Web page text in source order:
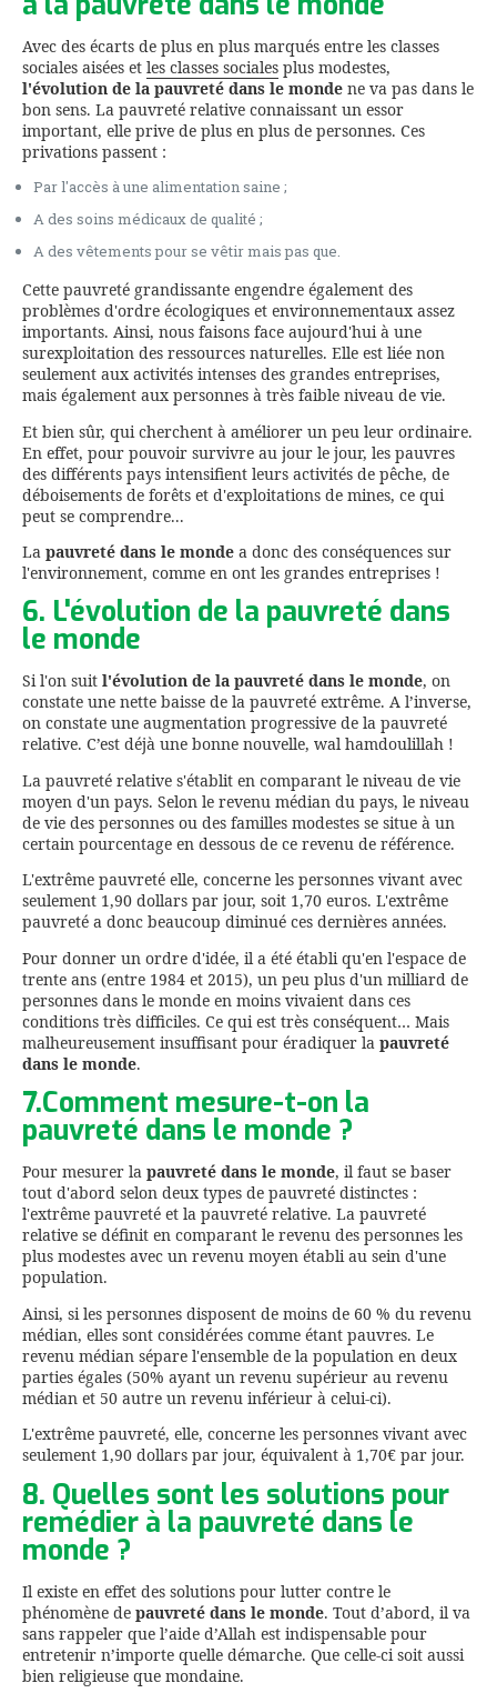
Avec des écarts de plus en plus marqués entre les classes
sociales aisées et les classes sociales plus modestes,
l'évolution de la pauvreté dans le monde ne va pas dans le
bon sens. La pauvreté relative connaissant un essor
important, elle prive de plus en plus de personnes. Ces
privations passent :
Par l'accès à une alimentation saine ;
A des soins médicaux de qualité ;
A des vêtements pour se vêtir mais pas que.
Cette pauvreté grandissante engendre également des
problèmes d'ordre écologiques et environnementaux assez
importants. Ainsi, nous faisons face aujourd'hui à une
surexploitation des ressources naturelles. Elle est liée non
seulement aux activités intenses des grandes entreprises,
mais également aux personnes à très faible niveau de vie.
Et bien sûr, qui cherchent à améliorer un peu leur ordinaire.
En effet, pour pouvoir survivre au jour le jour, les pauvres
des différents pays intensifient leurs activités de pêche, de
déboisements de forêts et d'exploitations de mines, ce qui
peut se comprendre...
La pauvreté dans le monde a donc des conséquences sur
l'environnement, comme en ont les grandes entreprises !
6. L'évolution de la pauvreté dans
le monde
Si l'on suit l'évolution de la pauvreté dans le monde, on
constate une nette baisse de la pauvreté extrême. A l’inverse,
on constate une augmentation progressive de la pauvreté
relative. C’est déjà une bonne nouvelle, wal hamdoulillah !
La pauvreté relative s'établit en comparant le niveau de vie
moyen d'un pays. Selon le revenu médian du pays, le niveau
de vie des personnes ou des familles modestes se situe à un
certain pourcentage en dessous de ce revenu de référence.
L'extrême pauvreté elle, concerne les personnes vivant avec
seulement 1,90 dollars par jour, soit 1,70 euros. L'extrême
pauvreté a donc beaucoup diminué ces dernières années.
Pour donner un ordre d'idée, il a été établi qu'en l'espace de
trente ans (entre 1984 et 2015), un peu plus d'un milliard de
personnes dans le monde en moins vivaient dans ces
conditions très difficiles. Ce qui est très conséquent… Mais
malheureusement insuffisant pour éradiquer la pauvreté
dans le monde.
7.Comment mesure-t-on la
pauvreté dans le monde ?
Pour mesurer la pauvreté dans le monde, il faut se baser
tout d'abord selon deux types de pauvreté distinctes :
l'extrême pauvreté et la pauvreté relative. La pauvreté
relative se définit en comparant le revenu des personnes les
plus modestes avec un revenu moyen établi au sein d'une
population.
Ainsi, si les personnes disposent de moins de 60 % du revenu
médian, elles sont considérées comme étant pauvres. Le
revenu médian sépare l'ensemble de la population en deux
parties égales (50% ayant un revenu supérieur au revenu
médian et 50 autre un revenu inférieur à celui-ci).
L'extrême pauvreté, elle, concerne les personnes vivant avec
seulement 1,90 dollars par jour, équivalent à 1,70€ par jour.
8. Quelles sont les solutions pour
remédier à la pauvreté dans le
monde ?
Il existe en effet des solutions pour lutter contre le
phénomène de pauvreté dans le monde. Tout d’abord, il va
sans rappeler que l’aide d’Allah est indispensable pour
entretenir n’importe quelle démarche. Que celle-ci soit aussi
bien religieuse que mondaine.